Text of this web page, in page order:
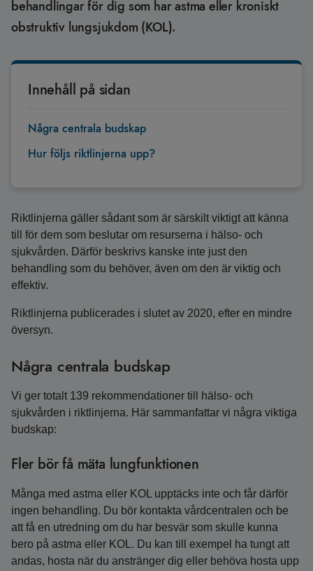
behandlingar för dig som har astma eller kroniskt
obstruktiv lungsjukdom (KOL).
Innehåll på sidan
Några centrala budskap
Hur följs riktlinjerna upp?
Riktlinjerna gäller sådant som är särskilt viktigt att känna
till för dem som beslutar om resurserna i hälso- och
sjukvården. Därför beskrivs kanske inte just den
behandling som du behöver, även om den är viktig och
effektiv.
Riktlinjerna publicerades i slutet av 2020, efter en mindre
översyn.
Några centrala budskap
Vi ger totalt 139 rekommendationer till hälso- och
sjukvården i riktlinjerna. Här sammanfattar vi några viktiga
budskap:
Fler bör få mäta lungfunktionen
Många med astma eller KOL upptäcks inte och får därför
ingen behandling. Du bör kontakta vårdcentralen och be
att få en utredning om du har besvär som skulle kunna
bero på astma eller KOL. Du kan till exempel ha tungt att
andas, hosta när du anstränger dig eller behöva hosta upp